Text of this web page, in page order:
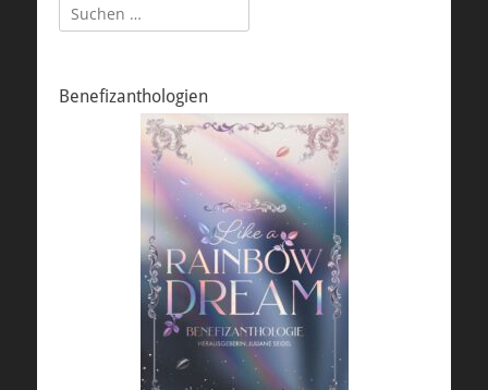
Suchen
nach:
Benefizanthologien